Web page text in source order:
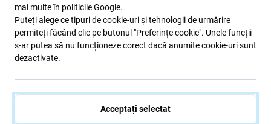
Suprafață de afișare mai mică
Marginea inferioară puțin mai înaltă
Nu se poate afișa negru adevărat
Rezoluție mai mică
Cadru mai larg în jurul afișajului
mai multe în politicile Google.
Puteți alege ce tipuri de cookie-uri și tehnologii de urmărire
permiteți făcând clic pe butonul "Preferințe cookie". Unele funcții
s-ar putea să nu funcționeze corect dacă anumite cookie-uri sunt
dezactivate.
Acceptați selectat